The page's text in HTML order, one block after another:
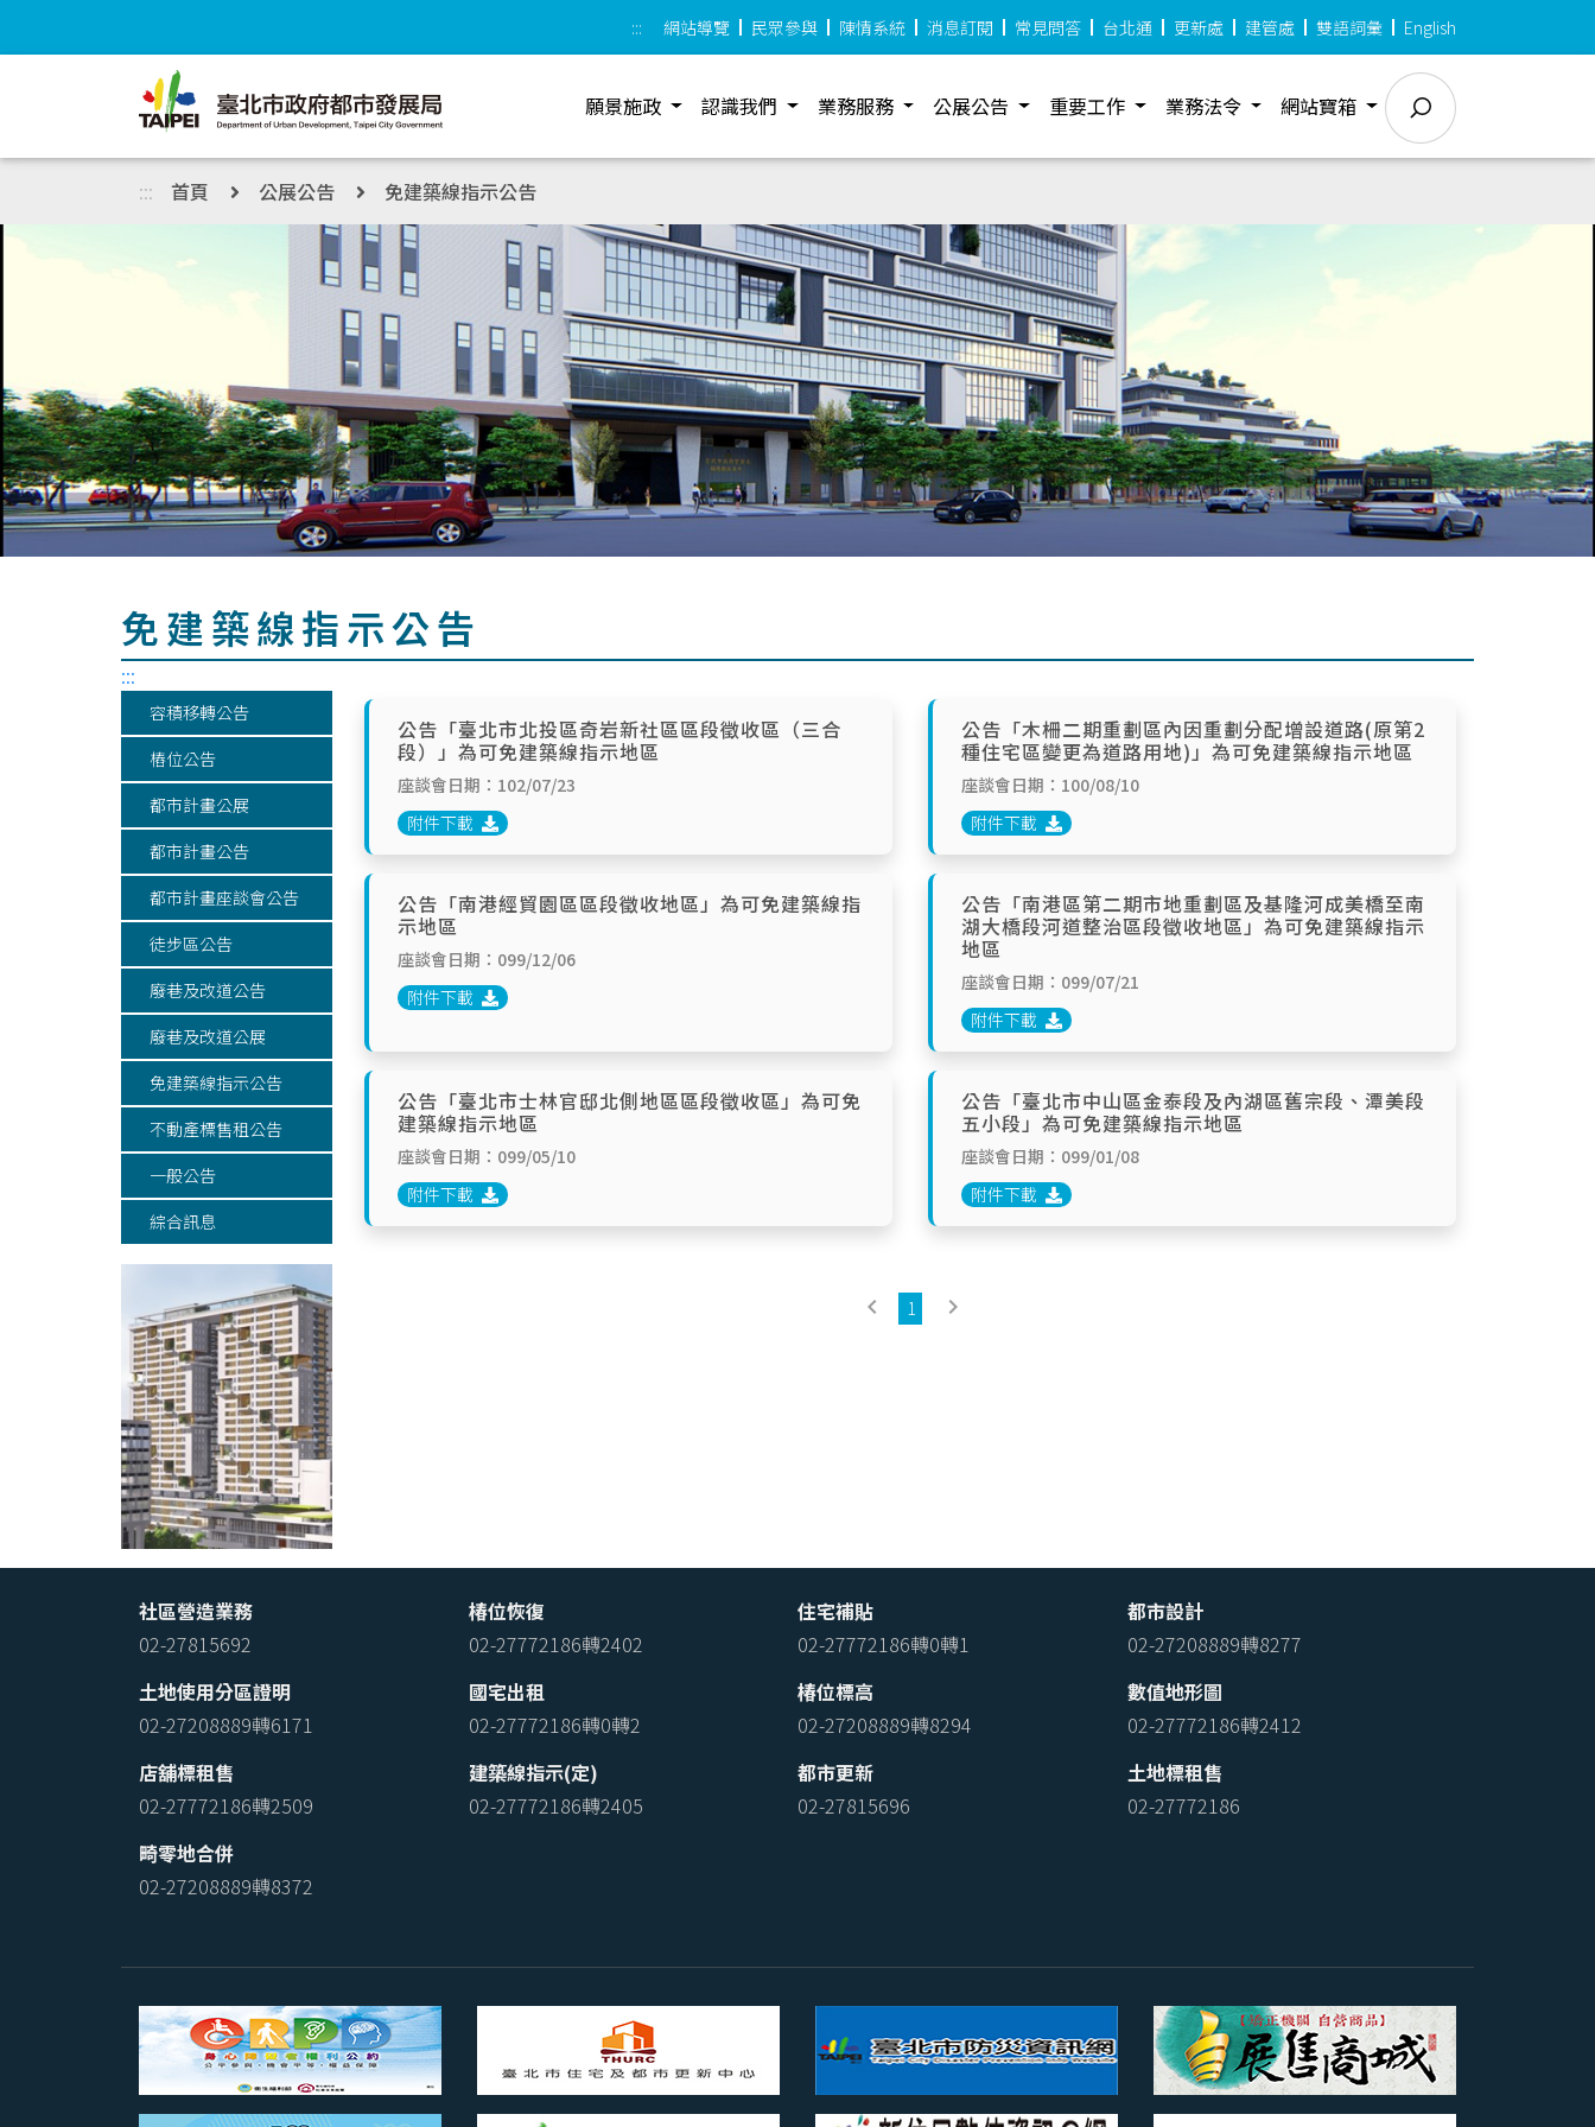
::: 網站導覽 民眾參與 陳情系統 消息訂閱 常見問答 台北通 更新處 建管處 雙語詞彙 English
願景施政 認識我們 業務服務 公展公告 重要工作 業務法令 網站寶箱
::: 首頁 公展公告 免建築線指示公告
免建築線指示公告
:::
容積移轉公告
樁位公告
都市計畫公展
都市計畫公告
都市計畫座談會公告
徒步區公告
廢巷及改道公告
廢巷及改道公展
免建築線指示公告
不動產標售租公告
一般公告
綜合訊息
公告「臺北市北投區奇岩新社區區段徵收區（三合
段）」為可免建築線指示地區
座談會日期：102/07/23
附件下載
公告「木柵二期重劃區內因重劃分配增設道路(原第2
種住宅區變更為道路用地)」為可免建築線指示地區
座談會日期：100/08/10
附件下載
公告「南港經貿園區區段徵收地區」為可免建築線指
示地區
座談會日期：099/12/06
附件下載
公告「南港區第二期市地重劃區及基隆河成美橋至南
湖大橋段河道整治區段徵收地區」為可免建築線指示
地區
座談會日期：099/07/21
附件下載
公告「臺北市士林官邸北側地區區段徵收區」為可免
建築線指示地區
座談會日期：099/05/10
附件下載
公告「臺北市中山區金泰段及內湖區舊宗段、潭美段
五小段」為可免建築線指示地區
座談會日期：099/01/08
附件下載
keyboard_arrow_left 1 keyboard_arrow_right
社區營造業務
02-27815692
椿位恢復
02-27772186轉2402
住宅補貼
02-27772186轉0轉1
都市設計
02-27208889轉8277
土地使用分區證明
02-27208889轉6171
國宅出租
02-27772186轉0轉2
椿位標高
02-27208889轉8294
數值地形圖
02-27772186轉2412
店舖標租售
02-27772186轉2509
建築線指示(定)
02-27772186轉2405
都市更新
02-27815696
土地標租售
02-27772186
畸零地合併
02-27208889轉8372